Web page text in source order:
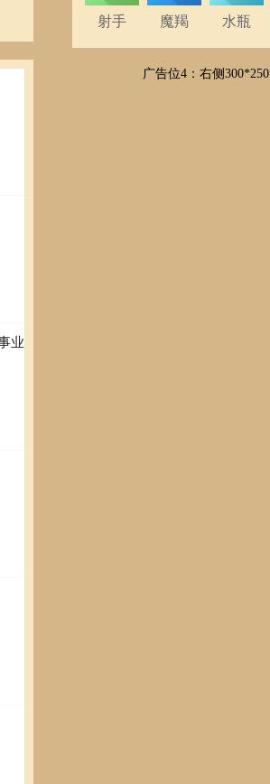
业
射手 魔羯 水瓶
广告位4：右侧300*250